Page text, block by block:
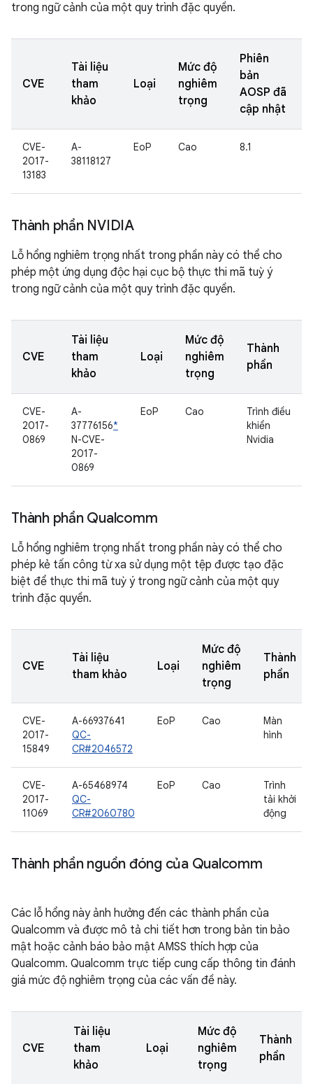
trong ngữ cảnh của một quy trình đặc quyền.
CVE
Tài liệu
tham
khảo
Loại
Mức độ
nghiêm
trọng
Phiên
bản
AOSP đã
cập nhật
CVE-
2017-
13183
A-
38118127
EoP Cao 8.1
Thành phần NVIDIA
Lỗ hổng nghiêm trọng nhất trong phần này có thể cho
phép một ứng dụng độc hại cục bộ thực thi mã tuỳ ý
trong ngữ cảnh của một quy trình đặc quyền.
CVE
Tài liệu
tham
khảo
Loại
Mức độ
nghiêm
trọng
Thành
phần
CVE-
2017-
0869
A-
37776156*
N-CVE-
2017-
0869
EoP Cao
Trình điều
khiển
Nvidia
Thành phần Qualcomm
Lỗ hổng nghiêm trọng nhất trong phần này có thể cho
phép kẻ tấn công từ xa sử dụng một tệp được tạo đặc
biệt để thực thi mã tuỳ ý trong ngữ cảnh của một quy
trình đặc quyền.
CVE
Tài liệu
tham khảo
Loại
Mức độ
nghiêm
trọng
Thành
phần
CVE-
2017-
15849
A-66937641
QC-
CR#2046572
EoP Cao
Màn
hình
CVE-
2017-
11069
A-65468974
QC-
CR#2060780
EoP Cao
Trình
tải khởi
động
Thành phần nguồn đóng của Qualcomm
Các lỗ hổng này ảnh hưởng đến các thành phần của
Qualcomm và được mô tả chi tiết hơn trong bản tin bảo
mật hoặc cảnh báo bảo mật AMSS thích hợp của
Qualcomm. Qualcomm trực tiếp cung cấp thông tin đánh
giá mức độ nghiêm trọng của các vấn đề này.
CVE
Tài liệu
tham
khảo
Loại
Mức độ
nghiêm
trọng
Thành
phần